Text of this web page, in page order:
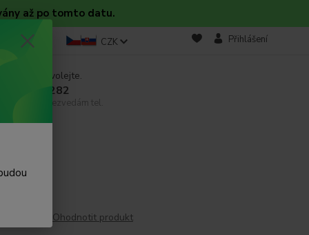
až po tomto datu.
Blog CZK Přihlášení
si rady? Zavolejte.
608 754 282
pokud nezvedám tel.
Ohodnotit produkt